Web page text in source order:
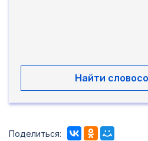
Найти
Поделиться: